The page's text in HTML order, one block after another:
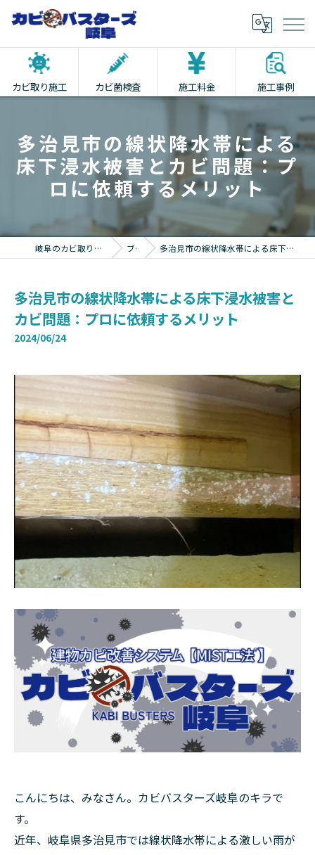
カビ取り施工 カビ菌検査 施工料金 施工事例
多治見市の線状降水帯による
床下浸水被害とカビ問題：プ
ロに依頼するメリット
岐阜のカビ取りならカビバスターズ岐阜 ブログ 多治見市の線状降水帯による床下浸水被害とカビ問題：プロに依頼するメリット
多治見市の線状降水帯による床下浸水被害と
カビ問題：プロに依頼するメリット
2024/06/24
こんにちは、みなさん。カビバスターズ岐阜のキラで
す。
近年、岐阜県多治見市では線状降水帯による激しい雨が